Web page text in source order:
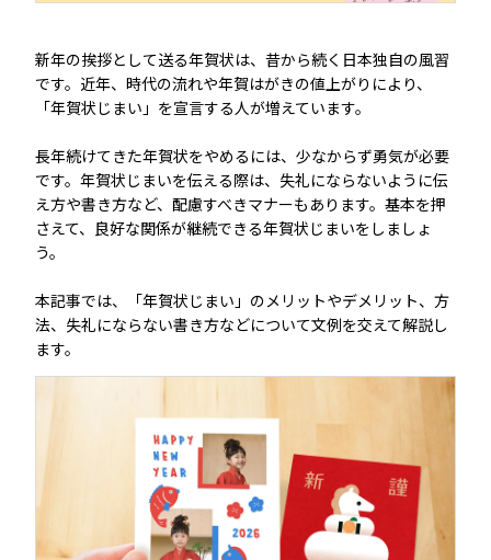
喪中はがきで伝える
メールやSNSで伝える
直接会って伝える
年賀状じまいの書き方
年賀状じまいの書き方のポイント
【相手別】年賀状じまいの文例
【メール・SNSで伝える場合】年賀状じまいの
文例
新年の挨拶として送る年賀状は、昔から続く日本独自の風習
です。近年、時代の流れや年賀はがきの値上がりにより、
「年賀状じまい」を宣言する人が増えています。
長年続けてきた年賀状をやめるには、少なからず勇気が必要
です。年賀状じまいを伝える際は、失礼にならないように伝
え方や書き方など、配慮すべきマナーもあります。基本を押
さえて、良好な関係が継続できる年賀状じまいをしましょ
う。
本記事では、「年賀状じまい」のメリットやデメリット、方
法、失礼にならない書き方などについて文例を交えて解説し
ます。